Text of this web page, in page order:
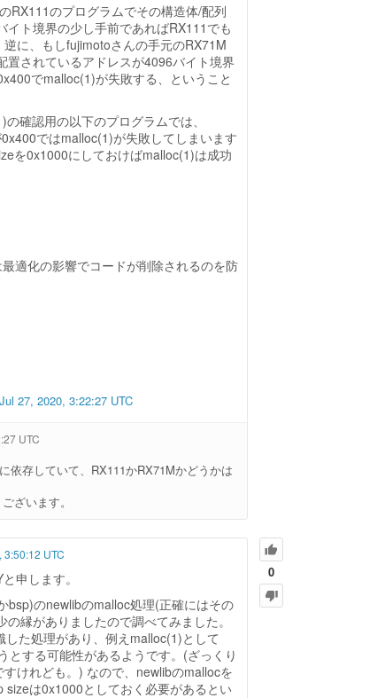
RX111のプログラムでその構造体/配列
ト境界の少し手前であればRX111でも
に、もしfujimotoさんの手元のRX71M
置されているアドレスが4096バイト境界
でmalloc(1)が失敗する、ということ
確認用の以下のプログラムでは、
ではmalloc(1)が失敗してしまいます
を0x1000にしておけばmalloc(1)は成功
適化の影響でコードが削除されるのを防
27, 2020, 3:22:27 UTC
UTC
依存していて、RX111かRX71Mかどうかは
ざいます。
0
3:50:12 UTC
申します。
bsp)のnewlibのmalloc処理(正確にはその
縁がありましたので調べてみました。
た処理があり、例えmalloc(1)として
とする可能性があるようです。(ざっくり
けれども。) なので、newlibのmallocを
は0x1000としておく必要があるとい